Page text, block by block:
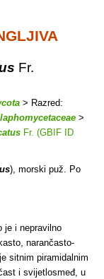
Fr.
> Razred:
>
Fr. (GBIF ID
), morski puž. Po
je i nepravilno
narančasto-
sitnim piramidalnim
i svijetlosmeđ, u